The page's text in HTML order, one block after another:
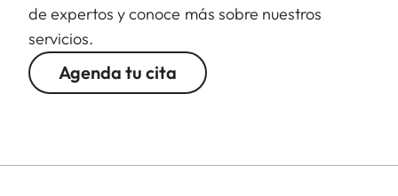
de expertos y conoce más sobre nuestros
servicios.
Agenda tu cita